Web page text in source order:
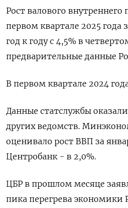
Рост валового внутреннего
первом квартале 2025 года
год к году с 4,5% в
предварительные данные
В первом квартале 2024
Данные статслужбы
других ведомств.
оценивало рост ВВП за
Центробанк - в 2,0%.
ЦБР в прошлом месяце
пика перегрева экономики